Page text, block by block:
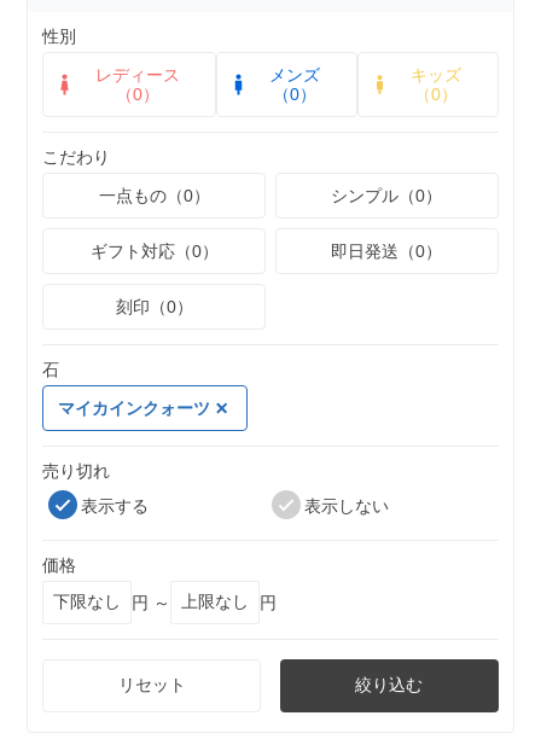
性別
レディース
（0）
メンズ
（0）
キッズ
（0）
こだわり
一点もの（0）
シンプル（0）
ギフト対応（0） 即日発送（0）
刻印（0）
石
マイカインクォーツ
売り切れ
表示する
表示しない
価格
円 ～
円
リセット 絞り込む